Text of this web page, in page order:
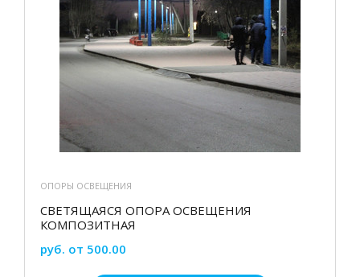
ОПОРЫ ОСВЕЩЕНИЯ
СВЕТЯЩАЯСЯ ОПОРА ОСВЕЩЕНИЯ
КОМПОЗИТНАЯ
руб. от 500.00